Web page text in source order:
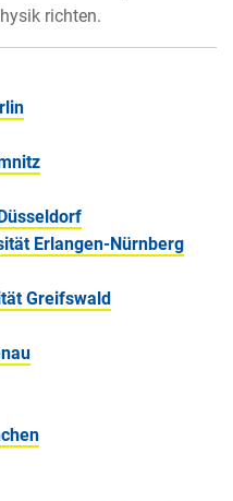
richten.
Erlangen-Nürnberg
Greifswald